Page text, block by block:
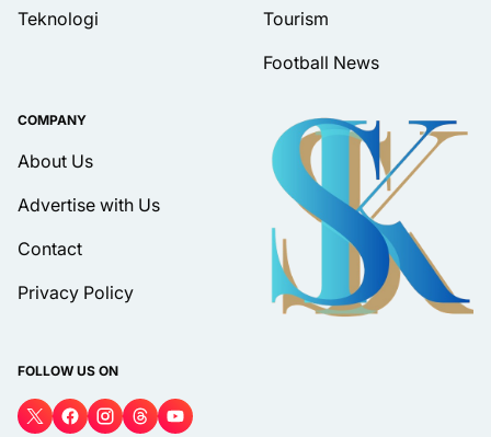
Teknologi
Tourism
Football News
COMPANY
About Us
Advertise with Us
Contact
Privacy Policy
FOLLOW US ON